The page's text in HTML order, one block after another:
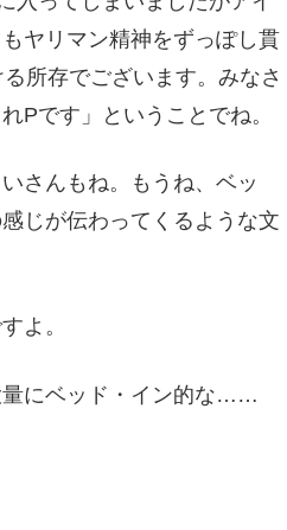
ヤリマン精神をずっぽし貫
所存でございます。みなさ
Pです」ということでね。
さんもね。もうね、ベッ
じが伝わってくるような文
よ。
量にベッド・イン的な……